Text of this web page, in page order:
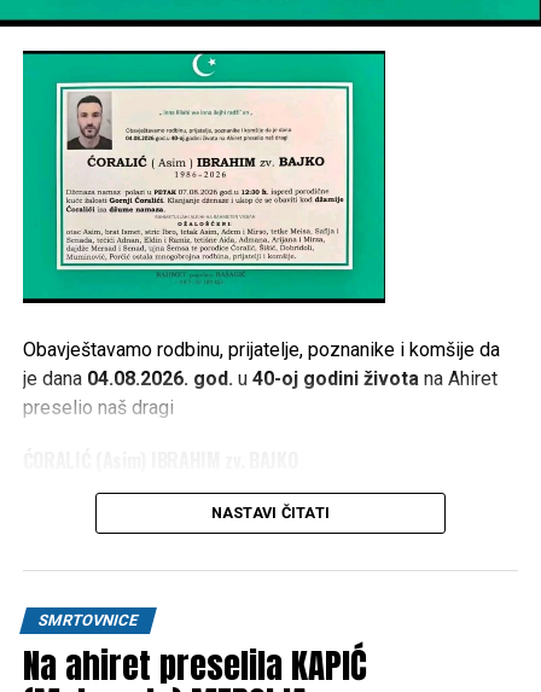
Obavještavamo rodbinu, prijatelje, poznanike i komšije da
je dana 04.08.2026. god. u 40-oj godini života na Ahiret
preselio naš dragi
1986 – 2026
dženaze i ukop će se obaviti kod
džume namaza
NASTAVI ČITATI
SMRTOVNICE
Na ahiret preselila KAPIĆ